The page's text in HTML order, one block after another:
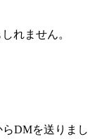
れません。
DMを送りまし